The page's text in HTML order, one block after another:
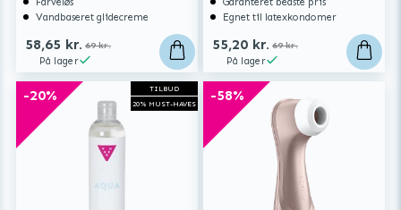
Vandbaseret glidecreme
58,65 kr. 69 kr.
På lager
Egnet til latexkondomer
55,20 kr. 69 kr.
På lager
TILBUD
20% MUST-HAVES
-20% -58%